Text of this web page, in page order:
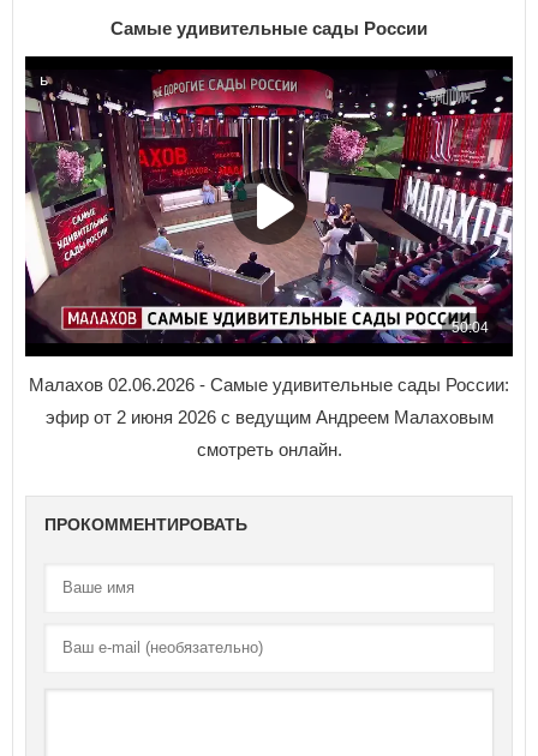
Самые удивительные сады России
Малахов 02.06.2026 - Самые удивительные сады России:
эфир от 2 июня 2026 с ведущим Андреем Малаховым
смотреть онлайн.
ПРОКОММЕНТИРОВАТЬ